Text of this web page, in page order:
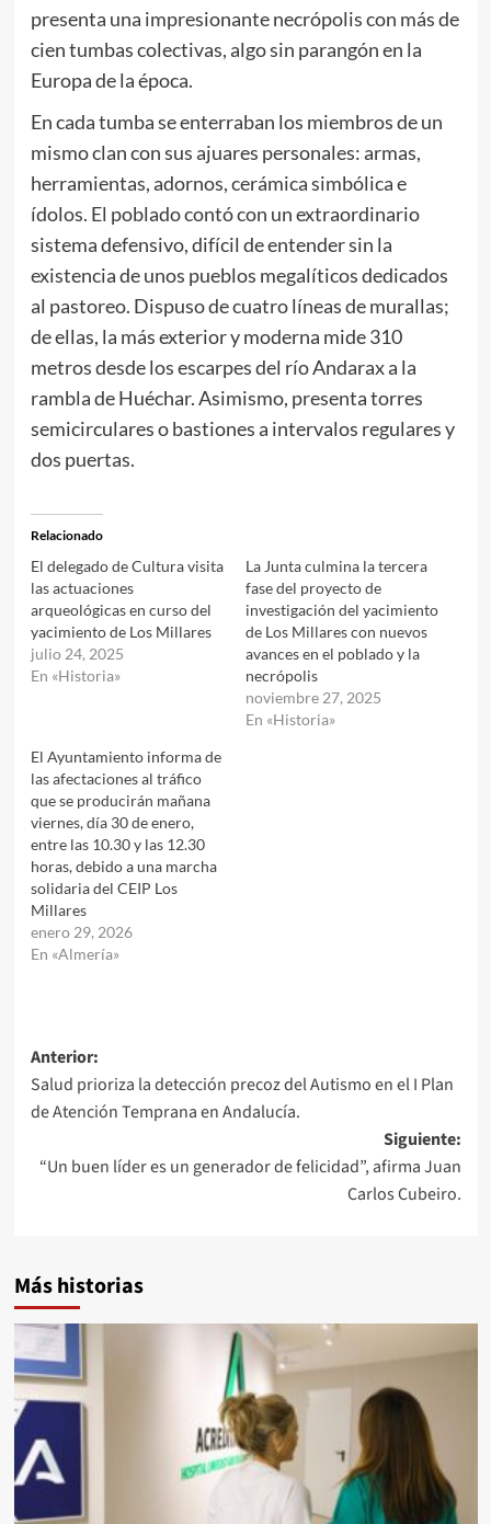
presenta una impresionante necrópolis con más de
cien tumbas colectivas, algo sin parangón en la
Europa de la época.
En cada tumba se enterraban los miembros de un
mismo clan con sus ajuares personales: armas,
herramientas, adornos, cerámica simbólica e
ídolos. El poblado contó con un extraordinario
sistema defensivo, difícil de entender sin la
existencia de unos pueblos megalíticos dedicados
al pastoreo. Dispuso de cuatro líneas de murallas;
de ellas, la más exterior y moderna mide 310
metros desde los escarpes del río Andarax a la
rambla de Huéchar. Asimismo, presenta torres
semicirculares o bastiones a intervalos regulares y
dos puertas.
Relacionado
El delegado de Cultura visita
las actuaciones
arqueológicas en curso del
yacimiento de Los Millares
julio 24, 2025
En «Historia»
La Junta culmina la tercera
fase del proyecto de
investigación del yacimiento
de Los Millares con nuevos
avances en el poblado y la
necrópolis
noviembre 27, 2025
En «Historia»
El Ayuntamiento informa de
las afectaciones al tráfico
que se producirán mañana
viernes, día 30 de enero,
entre las 10.30 y las 12.30
horas, debido a una marcha
solidaria del CEIP Los
Millares
enero 29, 2026
En «Almería»
Navegación
de
entradas
Anterior:
Salud prioriza la detección precoz del Autismo en el I Plan
de Atención Temprana en Andalucía.
Siguiente:
“Un buen líder es un generador de felicidad”, afirma Juan
Carlos Cubeiro.
Más historias